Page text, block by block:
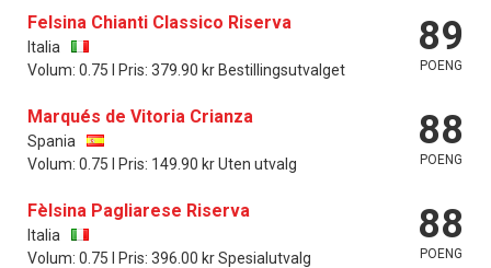
Felsina Chianti Classico Riserva
Italia
Volum: 0.75 l Pris: 379.90 kr Bestillingsutvalget
89
POENG
Marqués de Vitoria Crianza
Spania
Volum: 0.75 l Pris: 149.90 kr Uten utvalg
88
POENG
Fèlsina Pagliarese Riserva
Italia
Volum: 0.75 l Pris: 396.00 kr Spesialutvalg
88
POENG